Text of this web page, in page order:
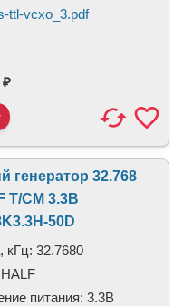
ttl-vcxo_3.pdf
₽
генератор 32.768
T/CM 3.3В
50D
кГц: 32.7680
HALF
питания: 3.3В